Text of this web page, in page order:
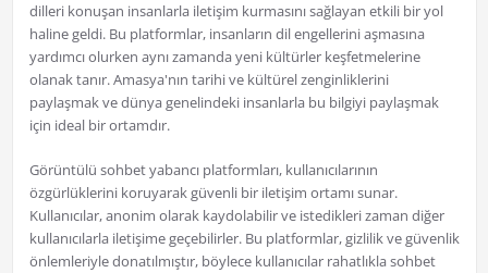
dilleri konuşan insanlarla iletişim kurmasını sağlayan etkili bir yol
haline geldi. Bu platformlar, insanların dil engellerini aşmasına
yardımcı olurken aynı zamanda yeni kültürler keşfetmelerine
olanak tanır. Amasya'nın tarihi ve kültürel zenginliklerini
paylaşmak ve dünya genelindeki insanlarla bu bilgiyi paylaşmak
için ideal bir ortamdır.
Görüntülü sohbet yabancı platformları, kullanıcılarının
özgürlüklerini koruyarak güvenli bir iletişim ortamı sunar.
Kullanıcılar, anonim olarak kaydolabilir ve istedikleri zaman diğer
kullanıcılarla iletişime geçebilirler. Bu platformlar, gizlilik ve güvenlik
önlemleriyle donatılmıştır, böylece kullanıcılar rahatlıkla sohbet